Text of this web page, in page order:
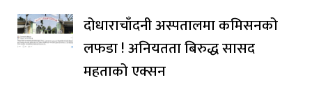
दोधाराचाँदनी अस्पतालमा कमिसनको
लफडा ! अनियतता बिरुद्ध सासद
महताको एक्सन